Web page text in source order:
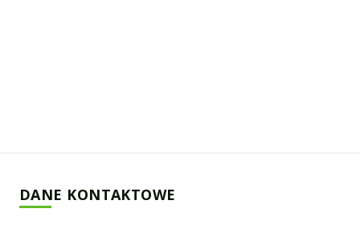
DANE KONTAKTOWE